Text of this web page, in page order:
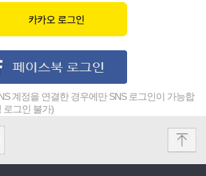
계정을 연결한 경우에만 SNS 로그인이 가능합
로그인 불가)